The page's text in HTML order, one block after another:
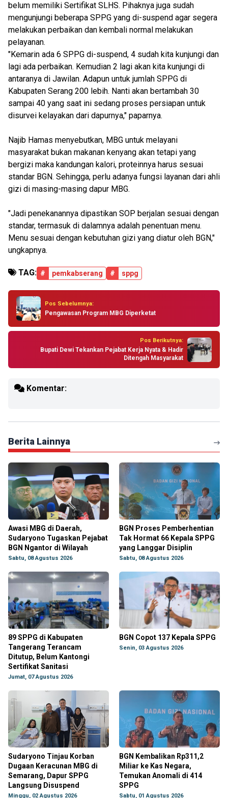
belum memiliki Sertifikat SLHS. Pihaknya juga sudah
mengunjungi beberapa SPPG yang di-suspend agar segera
melakukan perbaikan dan kembali normal melakukan
pelayanan.
"Kemarin ada 6 SPPG di-suspend, 4 sudah kita kunjungi dan
lagi ada perbaikan. Kemudian 2 lagi akan kita kunjungi di
antaranya di Jawilan. Adapun untuk jumlah SPPG di
Kabupaten Serang 200 lebih. Nanti akan bertambah 30
sampai 40 yang saat ini sedang proses persiapan untuk
disurvei kelayakan dari dapurnya," paparnya.
Najib Hamas menyebutkan, MBG untuk melayani
masyarakat bukan makanan kenyang akan tetapi yang
bergizi maka kandungan kalori, proteinnya harus sesuai
standar BGN. Sehingga, perlu adanya fungsi layanan dari ahli
gizi di masing-masing dapur MBG.
"Jadi penekanannya dipastikan SOP berjalan sesuai dengan
standar, termasuk di dalamnya adalah penentuan menu.
Menu sesuai dengan kebutuhan gizi yang diatur oleh BGN,"
ungkapnya.
TAG: # pemkabserang # sppg
Pos Sebelumnya:
Pengawasan Program MBG Diperketat
Pos Berikutnya:
Bupati Dewi Tekankan Pejabat Kerja Nyata & Hadir
Ditengah Masyarakat
Komentar:
Berita Lainnya
Awasi MBG di Daerah,
Sudaryono Tugaskan Pejabat
BGN Ngantor di Wilayah
Sabtu, 08 Agustus 2026
BGN Proses Pemberhentian
Tak Hormat 66 Kepala SPPG
yang Langgar Disiplin
Sabtu, 08 Agustus 2026
89 SPPG di Kabupaten
Tangerang Terancam
Ditutup, Belum Kantongi
Sertifikat Sanitasi
Jumat, 07 Agustus 2026
BGN Copot 137 Kepala SPPG
Senin, 03 Agustus 2026
Sudaryono Tinjau Korban
Dugaan Keracunan MBG di
Semarang, Dapur SPPG
Langsung Disuspend
Minggu, 02 Agustus 2026
BGN Kembalikan Rp311,2
Miliar ke Kas Negara,
Temukan Anomali di 414
SPPG
Sabtu, 01 Agustus 2026